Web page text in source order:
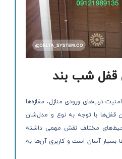
قفل شب بند
درب‌های ورودی منازل، مغازه‌ها
قفل‌ها با توجه به نوع و مدل‌شان
مختلف نقش مهمی داشته
آسان است و کاربری آن‌ها به